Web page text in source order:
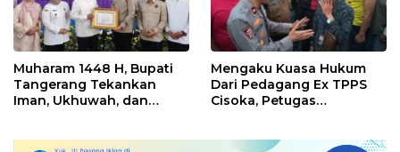
Muharam 1448 H, Bupati
Tangerang Tekankan
Iman, Ukhuwah, dan
Mengaku Kuasa Hukum
Dari Pedagang Ex TPPS
Cisoka, Petugas